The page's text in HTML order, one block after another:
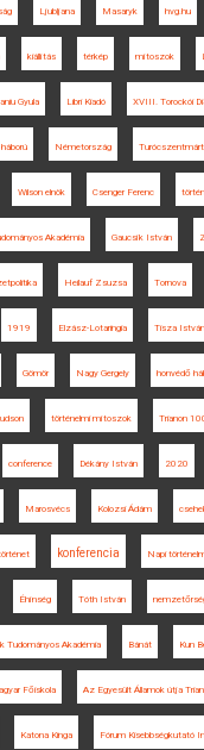
Ljubljana Masaryk hvg.hu
kiállítás térkép mítoszok
Gyula Libri Kiadó XVIII. Torockói
Németország
Wilson elnök Csenger Ferenc
Akadémia Gaucsík István
Heilauf Zsuzsa Tornova
1919 Elzász-Lotaringia Tisza István
Gömör Nagy Gergely honvédő
történelmi mítoszok Trianon
conference Dékány István 2020
Marosvécs Kolozsi Ádám
konferencia Napi
Éhínség Tóth István
Tudományos Akadémia Bánát Kun
Főiskola Az Egyesült Államok útja
Katona Kinga Fórum Kisebbségkutató